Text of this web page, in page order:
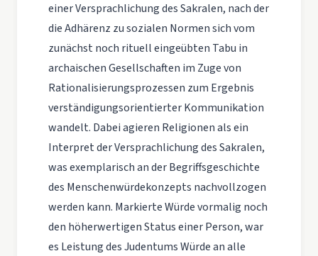
einer Versprachlichung des Sakralen, nach der
die Adhärenz zu sozialen Normen sich vom
zunächst noch rituell eingeübten Tabu in
archaischen Gesellschaften im Zuge von
Rationalisierungsprozessen zum Ergebnis
verständigungsorientierter Kommunikation
wandelt. Dabei agieren Religionen als ein
Interpret der Versprachlichung des Sakralen,
was exemplarisch an der Begriffsgeschichte
des Menschenwürdekonzepts nachvollzogen
werden kann. Markierte Würde vormalig noch
den höherwertigen Status einer Person, war
es Leistung des Judentums Würde an alle